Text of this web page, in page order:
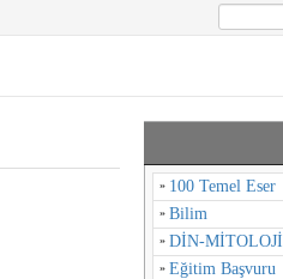
100 Temel Eser
Bilim
DİN-MİTOLOJİ
Eğitim Başvuru